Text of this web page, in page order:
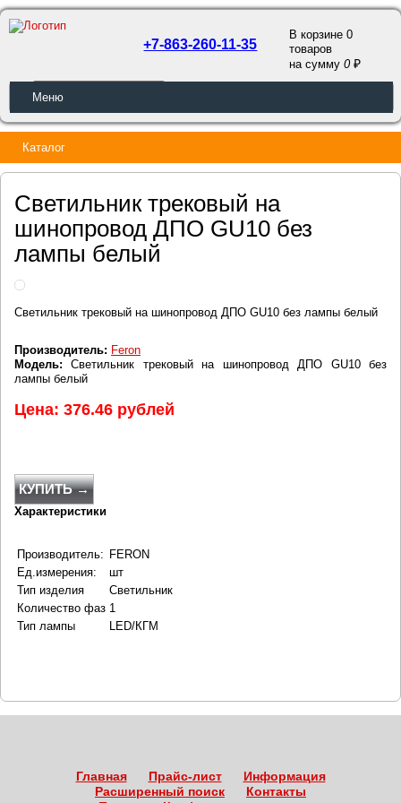
ОБРАТНЫЙ ЗВОНОК
+7-863-260-11-35
В корзине 0
товаров
на сумму0
Меню
Каталог
Светильник трековый на
шинопровод ДПО GU10 без
лампы белый
Светильник трековый на шинопровод ДПО GU10 без лампы белый
Производитель: Feron
Модель: Светильник трековый на шинопровод ДПО GU10 без
лампы белый
Цена: 376.46 рублей
КУПИТЬ →
Характеристики
Производитель: FERON
Ед.измерения:
шт
Тип изделия
Светильник
Количество фаз 1
Тип лампы
LED/КГМ
Главная Прайс-лист
Информация
Расширенный поиск
Контакты